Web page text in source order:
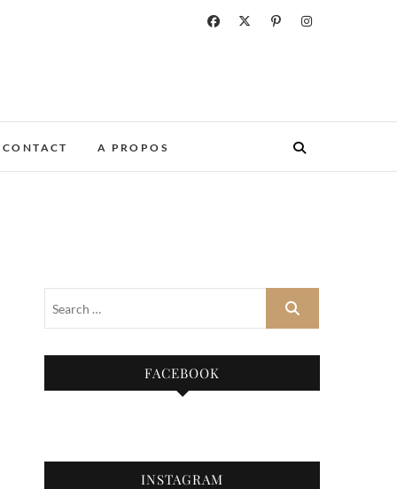
CONTACT A PROPOS
FACEBOOK
INSTAGRAM